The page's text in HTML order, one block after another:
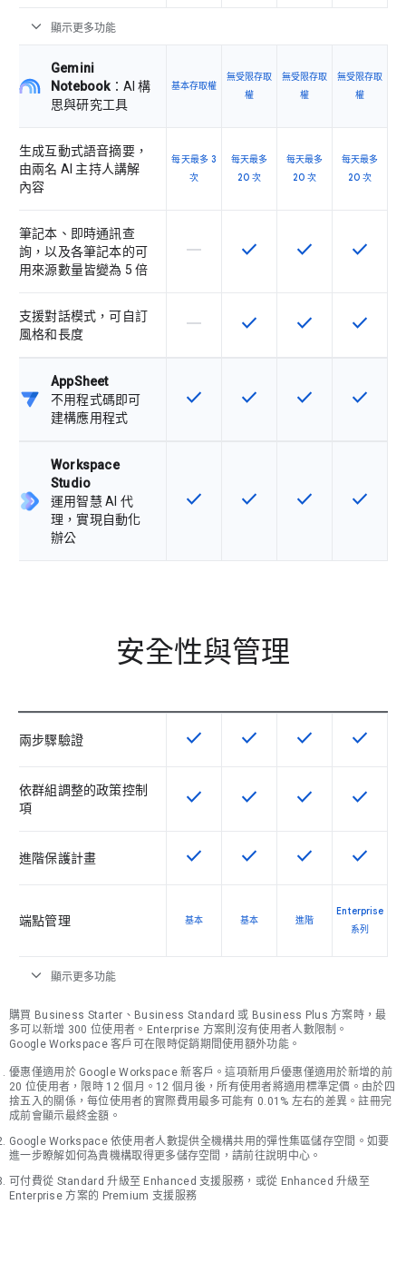
expand_more 顯示更多功能
Gemini
Notebook：AI 構
思與研究工具
基本存取權
無受限存取
權
無受限存取
權
無受限存取
權
生成互動式語音摘要，
由兩名 AI 主持人講解
內容
每天最多 3
次
每天最多
20 次
每天最多
20 次
每天最多
20 次
筆記本、即時通訊查
詢，以及各筆記本的可
用來源數量皆變為 5 倍
這個 SKU 不支援這項功能
horizontal_rule 這項功能適用於該 SKU
check 這項功能適用於
check 這項功
check
支援對話模式，可自訂
風格和長度
這個 SKU 不支援這項功能
horizontal_rule 這項功能適用於該 SKU
check 這項功能適用於
check 這項功
check
AppSheet
不用程式碼即可
建構應用程式
這項功能適用於該 SKU
check 這項功能適用於該 SKU
check 這項功能適用於
check 這項功
check
Workspace
Studio
運用智慧 AI 代
理，實現自動化
辦公
這項功能適用於該 SKU
check 這項功能適用於該 SKU
check 這項功能適用於
check 這項功
check
安全性與管理
兩步驟驗證 這項功能適用於該 SKU
check 這項功能適用於該 SKU
check 這項功能適用於
check 這項功
check
依群組調整的政策控制
項
這項功能適用於該 SKU
check 這項功能適用於該 SKU
check 這項功能適用於
check 這項功
check
進階保護計畫 這項功能適用於該 SKU
check 這項功能適用於該 SKU
check 這項功能適用於
check 這項功
check
端點管理 基本 基本 進階
Enterprise
系列
expand_more 顯示更多功能
購買 Business Starter、Business Standard 或 Business Plus 方案時，最
多可以新增 300 位使用者。Enterprise 方案則沒有使用者人數限制。
Google Workspace 客戶可在限時促銷期間使用額外功能。
優惠僅適用於 Google Workspace 新客戶。這項新用戶優惠僅適用於新增的前
20 位使用者，限時 12 個月。12 個月後，所有使用者將適用標準定價。由於四
捨五入的關係，每位使用者的實際費用最多可能有 0.01% 左右的差異。註冊完
成前會顯示最終金額。
Google Workspace 依使用者人數提供全機構共用的彈性集區儲存空間。如要
進一步瞭解如何為貴機構取得更多儲存空間，請前往說明中心。
可付費從 Standard 升級至 Enhanced 支援服務，或從 Enhanced 升級至
Enterprise 方案的 Premium 支援服務